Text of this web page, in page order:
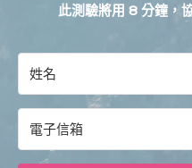
此測驗將用 8 分鐘，